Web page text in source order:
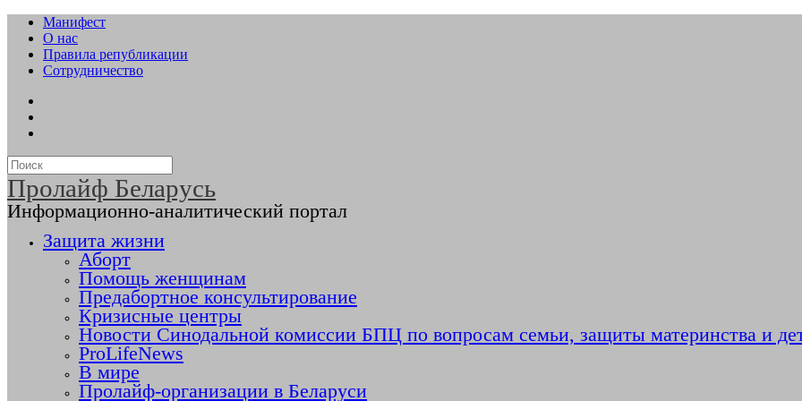
Манифест
О нас
Правила републикации
Сотрудничество
Пролайф Беларусь
Информационно-аналитический портал
Защита жизни
Аборт
Помощь женщинам
Предабортное консультирование
Кризисные центры
Новости Синодальной комиссии БПЦ по вопросам семьи, защиты материнства и
ProLifeNews
В мире
Пролайф-организации в Беларуси